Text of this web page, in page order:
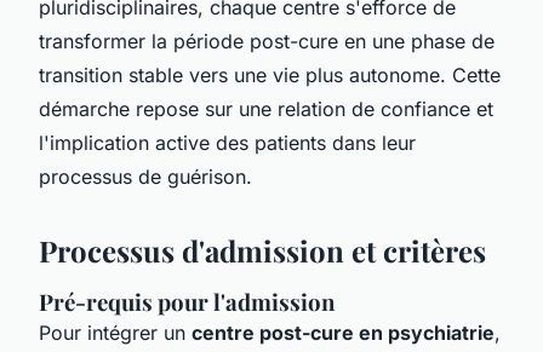
pluridisciplinaires, chaque centre s'efforce de
transformer la période post-cure en une phase de
transition stable vers une vie plus autonome. Cette
démarche repose sur une relation de confiance et
l'implication active des patients dans leur
processus de guérison.
Processus d'admission et critères
Pré-requis pour l'admission
Pour intégrer un centre post-cure en psychiatrie,